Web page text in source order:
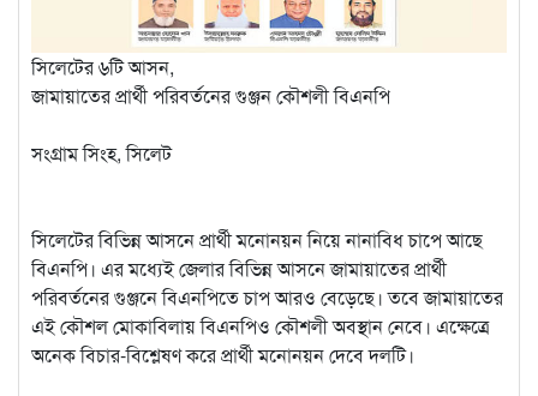
সিলেটের ৬টি আসন,
জামায়াতের প্রার্থী পরিবর্তনের গুঞ্জন কৌশলী বিএনপি
সংগ্রাম সিংহ, সিলেট
সিলেটের বিভিন্ন আসনে প্রার্থী মনোনয়ন নিয়ে নানাবিধ চাপে আছে
বিএনপি। এর মধ্যেই জেলার বিভিন্ন আসনে জামায়াতের প্রার্থী
পরিবর্তনের গুঞ্জনে বিএনপিতে চাপ আরও বেড়েছে। তবে জামায়াতের
এই কৌশল মোকাবিলায় বিএনপিও কৌশলী অবস্থান নেবে। এক্ষেত্রে
অনেক বিচার-বিশ্লেষণ করে প্রার্থী মনোনয়ন দেবে দলটি।